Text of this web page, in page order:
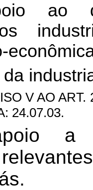
ao
V AO ART.
24.07.03.
a